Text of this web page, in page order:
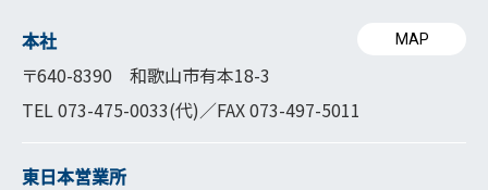
本社
〒640-8390 和歌山市有本18-3
TEL073-475-0033(代)／FAX 073-497-5011
MAP
東日本営業所